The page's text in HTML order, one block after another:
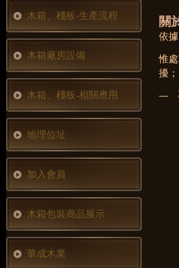
木箱、棧板-生產流程
木箱廠房設備
木箱、棧板-相關應用
地理位址
加入會員
木箱包裝商品展示
華成木業
關
依據
惟
擾
---